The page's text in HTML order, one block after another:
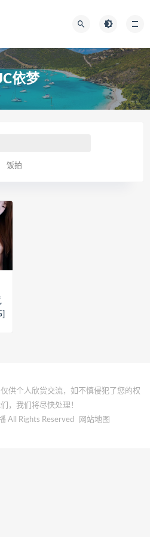
依梦
饭拍
供个人欣赏交流，如不慎侵犯了您的权
，我们将尽快处理！
All Rights Reserved 网站地图